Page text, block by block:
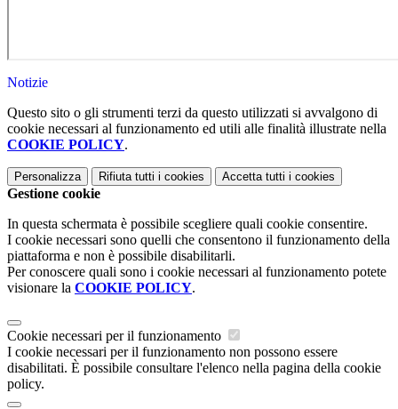
Notizie
Questo sito o gli strumenti terzi da questo utilizzati si avvalgono di
cookie necessari al funzionamento ed utili alle finalità illustrate nella
COOKIE POLICY.
Personalizza Rifiuta tutti i cookies Accetta tutti i cookies
Gestione cookie
In questa schermata è possibile scegliere quali cookie consentire.
I cookie necessari sono quelli che consentono il funzionamento della
piattaforma e non è possibile disabilitarli.
Per conoscere quali sono i cookie necessari al funzionamento potete
visionare la COOKIE POLICY.
Cookie necessari per il funzionamento
I cookie necessari per il funzionamento non possono essere
disabilitati. È possibile consultare l'elenco nella pagina della cookie
policy.